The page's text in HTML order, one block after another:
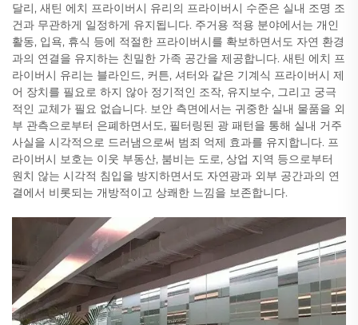
달리, 새틴 에치 프라이버시 유리의 프라이버시 수준은 실내 조명 조
건과 무관하게 일정하게 유지됩니다. 주거용 적용 분야에서는 개인
활동, 입욕, 휴식 등에 적절한 프라이버시를 확보하면서도 자연 환경
과의 연결을 유지하는 친밀한 가족 공간을 제공합니다. 새틴 에치 프
라이버시 유리는 블라인드, 커튼, 셔터와 같은 기계식 프라이버시 제
어 장치를 필요로 하지 않아 정기적인 조작, 유지보수, 그리고 궁극
적인 교체가 필요 없습니다. 보안 측면에서는 귀중한 실내 물품을 외
부 관측으로부터 은폐하면서도, 필터링된 광 패턴을 통해 실내 거주
사실을 시각적으로 드러냄으로써 범죄 억제 효과를 유지합니다. 프
라이버시 보호는 이웃 부동산, 붐비는 도로, 상업 지역 등으로부터
원치 않는 시각적 침입을 방지하면서도 자연광과 외부 공간과의 연
결에서 비롯되는 개방적이고 상쾌한 느낌을 보존합니다.